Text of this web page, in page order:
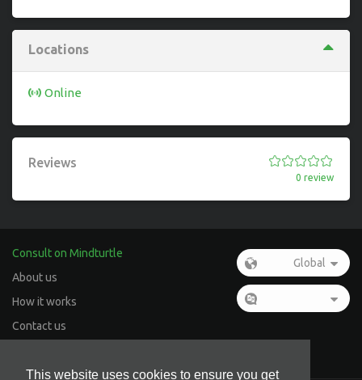
This website uses cookies to ensure you get
0 review
Reviews
Locations
Online
Global
Consult on Mindturtle
About us
How it works
Contact us